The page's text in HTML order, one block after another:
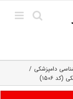
دامپزشکی
۱۵۰۶)